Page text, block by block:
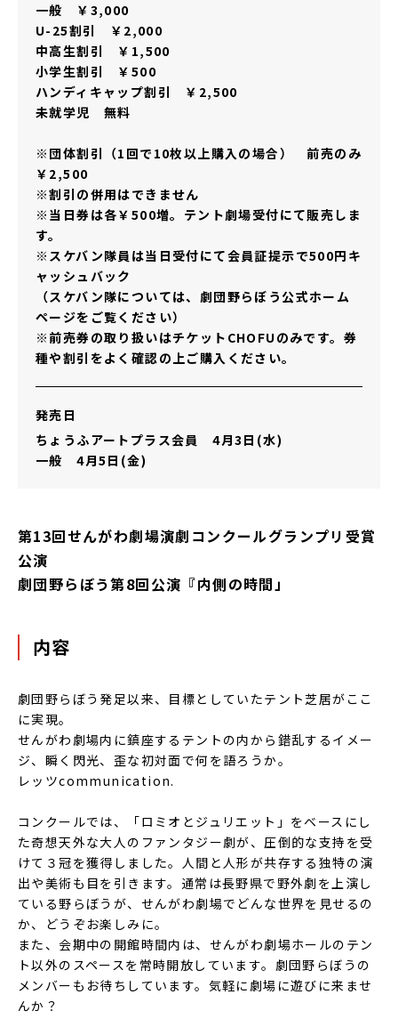
一般 ￥3,000
U-25割引 ￥2,000
中高生割引 ￥1,500
小学生割引 ￥500
ハンディキャップ割引 ￥2,500
未就学児 無料
※団体割引（1回で10枚以上購入の場合） 前売のみ
￥2,500
※割引の併用はできません
※当日券は各￥500増。テント劇場受付にて販売しま
す。
※スケバン隊員は当日受付にて会員証提示で500円キ
ャッシュバック
（スケバン隊については、劇団野らぼう公式ホーム
ページをご覧ください）
※前売券の取り扱いはチケットCHOFUのみです。券
種や割引をよく確認の上ご購入ください。
発売日
ちょうふアートプラス会員 4月3日(水)
一般 4月5日(金)
第13回せんがわ劇場演劇コンクールグランプリ受賞
公演
劇団野らぼう第8回公演『内側の時間」
内容
劇団野らぼう発足以来、目標としていたテント芝居がここ
に実現。
せんがわ劇場内に鎮座するテントの内から錯乱するイメー
ジ、瞬く閃光、歪な初対面で何を語ろうか。
レッツcommunication.
コンクールでは、「ロミオとジュリエット」をベースにし
た奇想天外な大人のファンタジー劇が、圧倒的な支持を受
けて３冠を獲得しました。人間と人形が共存する独特の演
出や美術も目を引きます。通常は長野県で野外劇を上演し
ている野らぼうが、せんがわ劇場でどんな世界を見せるの
か、どうぞお楽しみに。
また、会期中の開館時間内は、せんがわ劇場ホールのテン
ト以外のスペースを常時開放しています。劇団野らぼうの
メンバーもお待ちしています。気軽に劇場に遊びに来ませ
んか？